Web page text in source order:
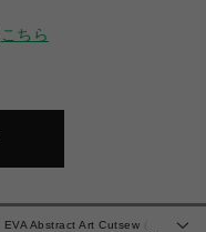
こちら
EVA Abstract Art Cutsew (2